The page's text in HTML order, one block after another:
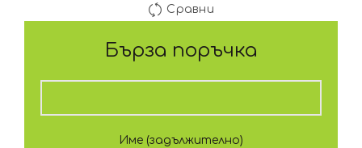
Сравни
Бърза поръчка
Име (задължително)